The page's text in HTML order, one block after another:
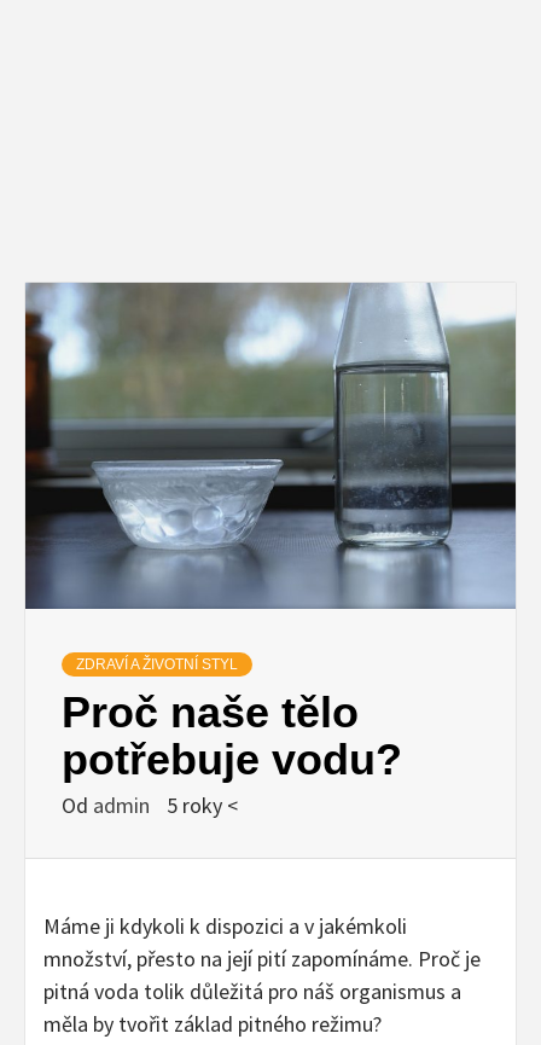
ZDRAVÍ A ŽIVOTNÍ STYL
Proč naše tělo
potřebuje vodu?
Od admin 5 roky <
Máme ji kdykoli k dispozici a v jakémkoli
množství, přesto na její pití zapomínáme. Proč je
pitná voda tolik důležitá pro náš organismus a
měla by tvořit základ pitného režimu?